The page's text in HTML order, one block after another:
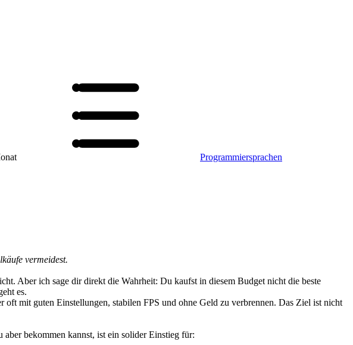
Programmiersprachen
vermeidest.
Aber ich sage dir direkt die Wahrheit: Du kaufst in diesem Budget nicht die beste
es.
mit guten Einstellungen, stabilen FPS und ohne Geld zu verbrennen. Das Ziel ist nicht
bekommen kannst, ist ein solider Einstieg für: